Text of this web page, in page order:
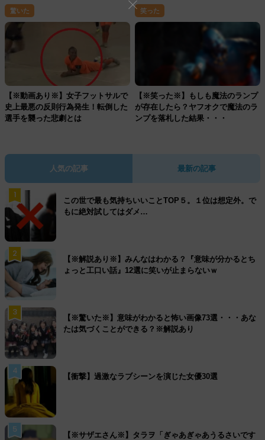
驚いた
【※動画あり※】女子フットサルで
史上最悪の反則行為発生！転倒した
選手を襲った悲劇とは
笑った
【※笑った※】もしも魔法のランプ
が存在したら？ヤフオクで魔法のラ
ンプを落札した結果・・・
人気の記事 最新の記事
1
この世で最も気持ちいいことTOP５。１位は想定外。で
もに絶対試してはダメ…
2
【※解説あり※】みんなはわかる？『意味が分かるとち
ょっと工口い話』12選に笑いが止まらないｗ
3
【※驚いた※】意味がわかると怖い画像73選・・・あな
たは気づくことができる？※解説あり
4
【衝撃】過激なラブシーンを演じた女優30選
5
【※サザエさん※】タラヲ「ぎゃあぎゃあうるさいです